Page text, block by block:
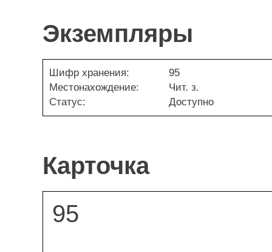
Экземпляры
Шифр хранения:
95
Местонахождение:
Чит. з.
Статус:
Доступно
Карточка
95